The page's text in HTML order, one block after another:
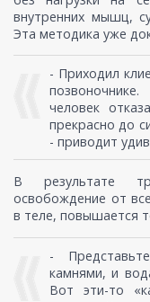
внутренних мышц,
Эта методика уже
- Приходил
человек
прекрасно до
- приводит
В результате
освобождение от
в теле, повышается
-
камнями, и
Вот эти-то